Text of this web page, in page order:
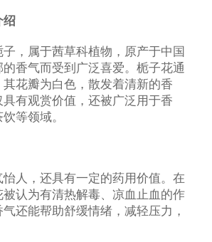
绍
，属于茜草科植物，原产于中国
香气而受到广泛喜爱。栀子花通
花瓣为白色，散发着清新的香
有观赏价值，还被广泛用于香
等领域。
人，还具有一定的药用价值。在
认为有清热解毒、凉血止血的作
还能帮助舒缓情绪，减轻压力，